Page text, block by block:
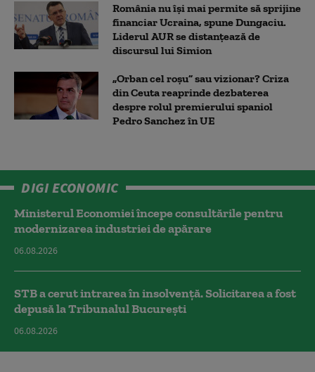
România nu își mai permite să sprijine
financiar Ucraina, spune Dungaciu.
Liderul AUR se distanțează de
discursul lui Simion
„Orban cel roșu” sau vizionar? Criza
din Ceuta reaprinde dezbaterea
despre rolul premierului spaniol
Pedro Sanchez în UE
DIGI ECONOMIC
Ministerul Economiei începe consultările pentru
modernizarea industriei de apărare
06.08.2026
STB a cerut intrarea în insolvență. Solicitarea a fost
depusă la Tribunalul București
06.08.2026